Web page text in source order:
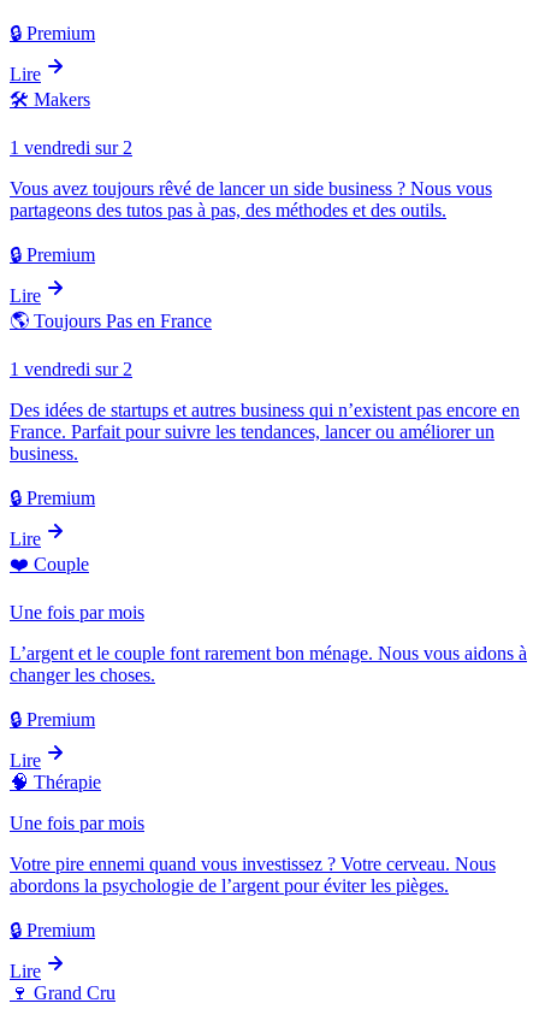
🔒 Premium
Lire
🛠️ Makers
1 vendredi sur 2
Vous avez toujours rêvé de lancer un side business ? Nous vous
partageons des tutos pas à pas, des méthodes et des outils.
🔒 Premium
Lire
🌎 Toujours Pas en France
1 vendredi sur 2
Des idées de startups et autres business qui n’existent pas encore en
France. Parfait pour suivre les tendances, lancer ou améliorer un
business.
🔒 Premium
Lire
❤️ Couple
Une fois par mois
L’argent et le couple font rarement bon ménage. Nous vous aidons à
changer les choses.
🔒 Premium
Lire
🧠 Thérapie
Une fois par mois
Votre pire ennemi quand vous investissez ? Votre cerveau. Nous
abordons la psychologie de l’argent pour éviter les pièges.
🔒 Premium
Lire
🍷 Grand Cru